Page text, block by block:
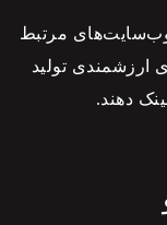
وب‌سایت‌های مرتبط
ارزشمندی تولید
دهند.